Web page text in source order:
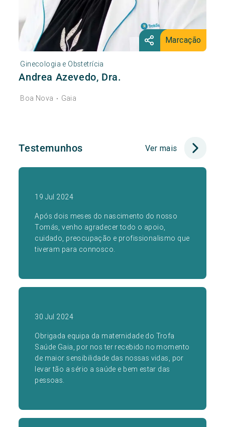
Marcação
Ginecologia e Obstetrícia
Andrea Azevedo, Dra.
Boa Nova • Gaia
Testemunhos Ver mais
19 Jul 2024
Após dois meses do nascimento do nosso
Tomás, venho agradecer todo o apoio,
cuidado, preocupação e profissionalismo que
tiveram para connosco.
30 Jul 2024
Obrigada equipa da maternidade do Trofa
Saúde Gaia, por nos ter recebido no momento
de maior sensibilidade das nossas vidas, por
levar tão a sério a saúde e bem estar das
pessoas.